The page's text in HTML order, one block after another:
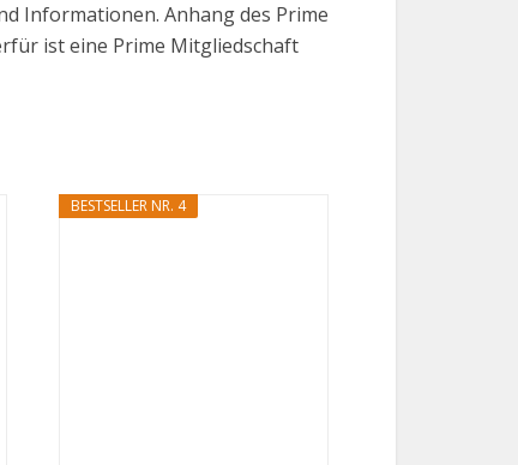
Informationen. Anhang des Prime
ist eine Prime Mitgliedschaft
BESTSELLER NR. 4